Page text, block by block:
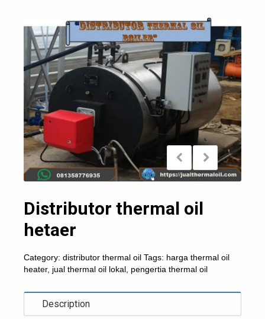
Distributor thermal oil
hetaer
Category: distributor thermal oil Tags: harga thermal oil
heater, jual thermal oil lokal pengertia thermal oil
Description